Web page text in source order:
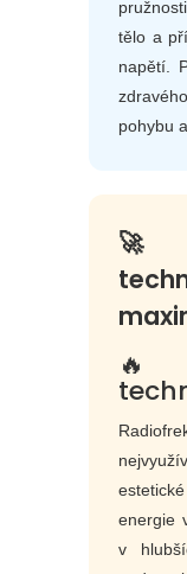
tělo a
napětí.
pohybu
🚀
🔥
energie
v